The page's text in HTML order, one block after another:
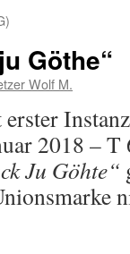
Göthe“
Wolf M.
2018 – T
Ju Göhte“